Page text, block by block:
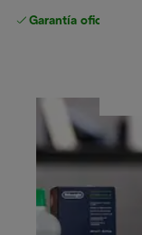
Garantía oficial